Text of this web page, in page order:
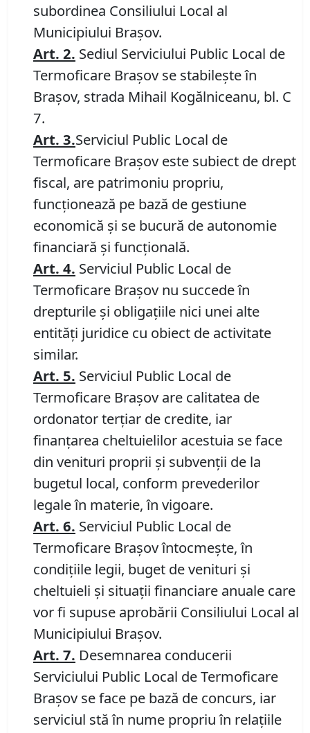
subordinea Consiliului Local al
Municipiului Braşov.
Art. 2. Sediul Serviciului Public Local de
Termoficare Braşov se stabileşte în
Braşov, strada Mihail Kogălniceanu, bl. C
7.
Art. 3.Serviciul Public Local de
Termoficare Braşov este subiect de drept
fiscal, are patrimoniu propriu,
funcţionează pe bază de gestiune
economică şi se bucură de autonomie
financiară şi funcţională.
Art. 4. Serviciul Public Local de
Termoficare Braşov nu succede în
drepturile şi obligaţiile nici unei alte
entităţi juridice cu obiect de activitate
similar.
Art. 5. Serviciul Public Local de
Termoficare Braşov are calitatea de
ordonator terţiar de credite, iar
finanţarea cheltuielilor acestuia se face
din venituri proprii şi subvenţii de la
bugetul local, conform prevederilor
legale în materie, în vigoare.
Art. 6. Serviciul Public Local de
Termoficare Braşov întocmeşte, în
condiţiile legii, buget de venituri şi
cheltuieli şi situaţii financiare anuale care
vor fi supuse aprobării Consiliului Local al
Municipiului Braşov.
Art. 7. Desemnarea conducerii
Serviciului Public Local de Termoficare
Braşov se face pe bază de concurs, iar
serviciul stă în nume propriu în relaţiile